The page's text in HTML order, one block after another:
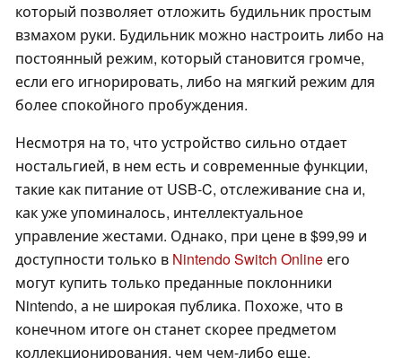
который позволяет отложить будильник простым
взмахом руки. Будильник можно настроить либо на
постоянный режим, который становится громче,
если его игнорировать, либо на мягкий режим для
более спокойного пробуждения.
Несмотря на то, что устройство сильно отдает
ностальгией, в нем есть и современные функции,
такие как питание от USB-C, отслеживание сна и,
как уже упоминалось, интеллектуальное
управление жестами. Однако, при цене в $99,99 и
доступности только в Nintendo Switch Onlineего
могут купить только преданные поклонники
Nintendo, а не широкая публика. Похоже, что в
конечном итоге он станет скорее предметом
коллекционирования, чем чем-либо еще.